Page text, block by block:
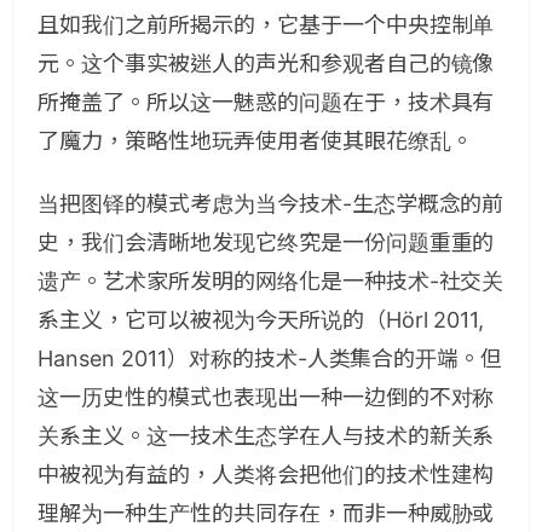
且如我们之前所揭示的，它基于一个中央控制单
元。这个事实被迷人的声光和参观者自己的镜像
所掩盖了。 所以这一魅惑的问题在于，技术具有
了魔力，策略性地玩弄使用者使其眼花缭乱。
当把图铎的模式考虑为当今技术-生态学概念的前
史，我们会清晰地发现它终究是一份问题重重的
遗产。艺术家所发明的网络化是一种技术-社交关
系主义，它可以被视为今天所说的（Hörl 2011,
Hansen 2011）对称的技术-人类集合的开端。但
这一历史性的模式也表现出一种一边倒的不对称
关系主义。这一技术生态学在人与技术的新关系
中被视为有益的，人类将会把他们的技术性建构
理解为一种生产性的共同存在，而非一种威胁或